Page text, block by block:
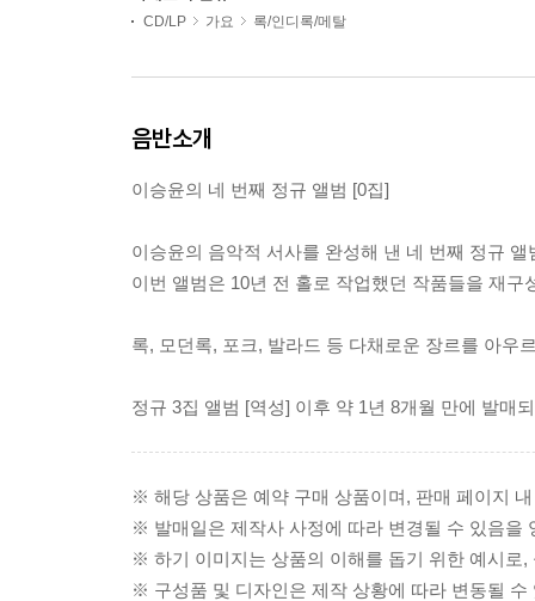
CD/LP 가요 록/인디록/메탈
음반소개
이승윤의 네 번째 정규 앨범 [0집]
이승윤의 음악적 서사를 완성해 낸 네 번째 정규 앨
이번 앨범은 10년 전 홀로 작업했던 작품들을 재
록, 모던록, 포크, 발라드 등 다채로운 장르를 아우
정규 3집 앨범 [역성] 이후 약 1년 8개월 만에 발매
※ 해당 상품은 예약 구매 상품이며, 판매 페이지
※ 발매일은 제작사 사정에 따라 변경될 수 있음을
※ 하기 이미지는 상품의 이해를 돕기 위한 예시로,
※ 구성품 및 디자인은 제작 상황에 따라 변동될 수